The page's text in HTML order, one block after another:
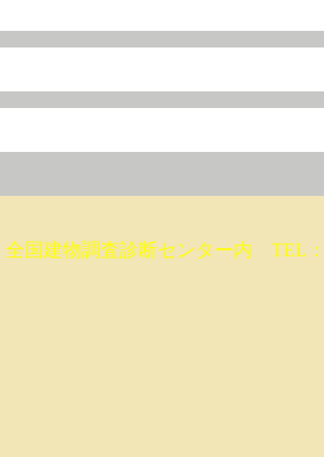
全国建物調査診断センター内